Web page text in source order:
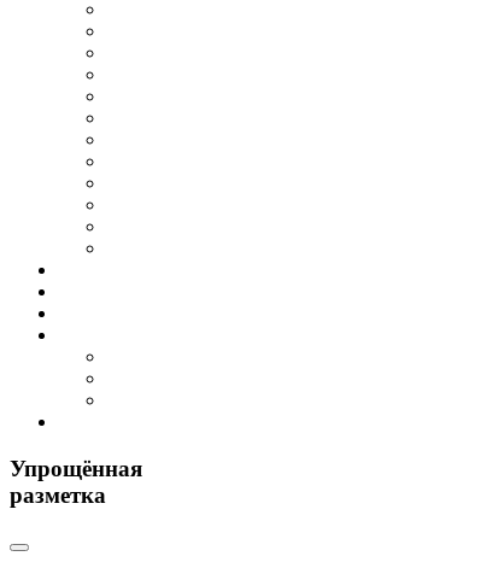
Упрощённая
разметка